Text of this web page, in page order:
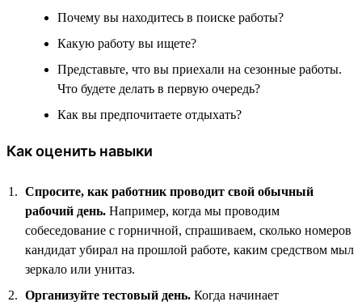
Почему вы находитесь в поиске работы?
Какую работу вы ищете?
Представьте, что вы приехали на сезонные работы.
Что будете делать в первую очередь?
Как вы предпочитаете отдыхать?
Как оценить навыки
Спросите, как работник проводит свой обычный
рабочий день. Например, когда мы проводим
собеседование с горничной, спрашиваем, сколько номеров
кандидат убирал на прошлой работе, каким средством мыл
зеркало или унитаз.
Организуйте тестовый день. Когда начинает